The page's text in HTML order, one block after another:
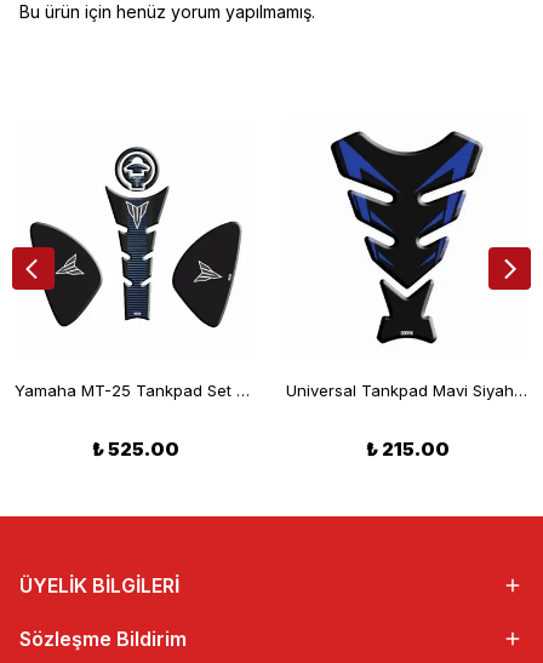
Bu ürün için henüz yorum yapılmamış.
Yamaha MT-25 Tankpad Set Siyah Mavi 2014-2019
₺ 525.00
Universal Tankpad Mavi Siyah 1403TP119
₺ 215.00
ÜYELİK BİLGİLERİ
Sözleşme Bildirim